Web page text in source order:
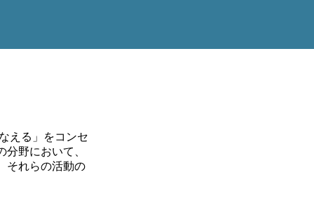
える」をコンセ
野において、
それらの活動の